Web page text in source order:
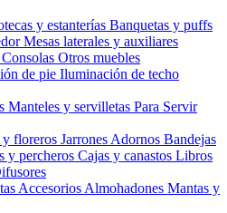
y estanterías Banquetas y puffs
Mesas laterales y auxiliares
Consolas Otros muebles
de pie Iluminación de techo
Manteles y servilletas Para Servir
y floreros Jarrones Adornos Bandejas
y percheros Cajas y canastos Libros
Accesorios Almohadones Mantas y